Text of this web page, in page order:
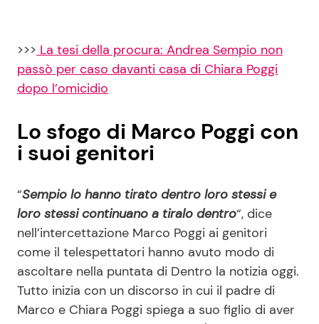
>>> La tesi della procura: Andrea Sempio non
passò per caso davanti casa di Chiara Poggi
dopo l’omicidio
Lo sfogo di Marco Poggi con
i suoi genitori
“Sempio lo hanno tirato dentro loro stessi e
loro stessi continuano a tiralo dentro“, dice
nell’intercettazione Marco Poggi ai genitori
come il telespettatori hanno avuto modo di
ascoltare nella puntata di Dentro la notizia oggi.
Tutto inizia con un discorso in cui il padre di
Marco e Chiara Poggi spiega a suo figlio di aver